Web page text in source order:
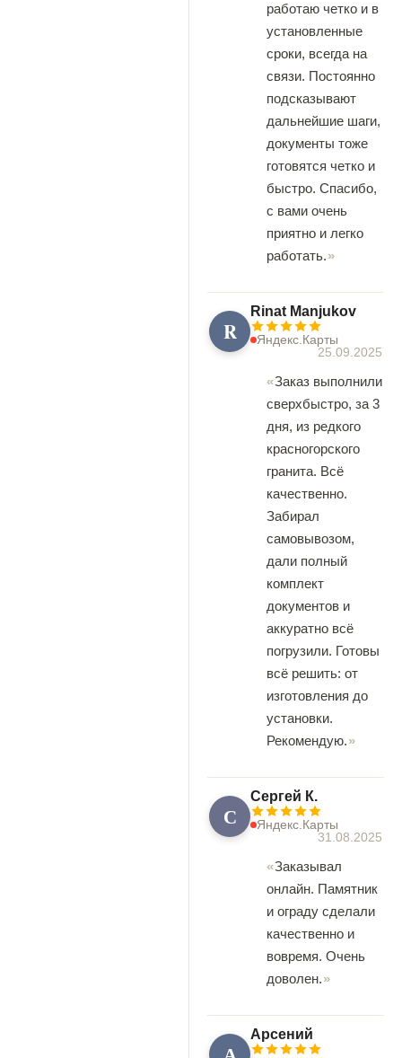
работаю четко и в
установленные
сроки, всегда на
связи. Постоянно
подсказывают
дальнейшие шаги,
документы тоже
готовятся четко и
быстро. Спасибо,
с вами очень
приятно и легко
работать.
R
Rinat Manjukov
Яндекс.Карты
25.09.2025
Заказ выполнили
сверхбыстро, за 3
дня, из редкого
красногорского
гранита. Всё
качественно.
Забирал
самовывозом,
дали полный
комплект
документов и
аккуратно всё
погрузили. Готовы
всё решить: от
изготовления до
установки.
Рекомендую.
С
Сергей К.
Яндекс.Карты
31.08.2025
Заказывал
онлайн. Памятник
и ограду сделали
качественно и
вовремя. Очень
доволен.
Арсений